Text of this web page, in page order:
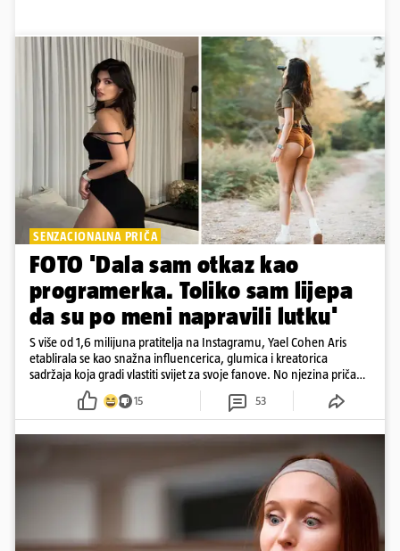
SENZACIONALNA PRIČA
FOTO 'Dala sam otkaz kao
programerka. Toliko sam lijepa
da su po meni napravili lutku'
S više od 1,6 milijuna pratitelja na Instagramu, Yael Cohen Aris
etablirala se kao snažna influencerica, glumica i kreatorica
sadržaja koja gradi vlastiti svijet za svoje fanove. No njezina priča
pokazuje da online slava dolazi i s neočekivanim izazovima
15 53